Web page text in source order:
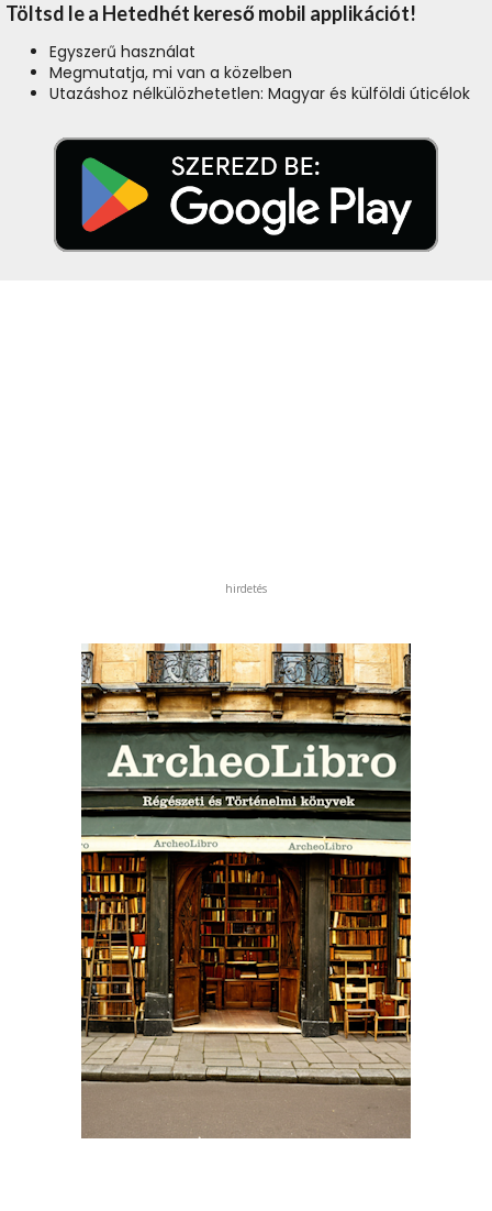
Töltsd le a Hetedhét kereső mobil applikációt!
Egyszerű használat
Megmutatja, mi van a közelben
Utazáshoz nélkülözhetetlen: Magyar és külföldi úticélok
hirdetés